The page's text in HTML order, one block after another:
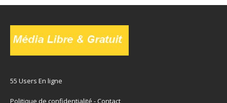
55 Users En ligne
Politique de confidentialité -Contact